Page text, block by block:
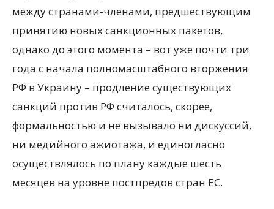
между странами-членами, предшествующим
принятию новых санкционных пакетов,
однако до этого момента – вот уже почти три
года с начала полномасштабного вторжения
РФ в Украину – продление существующих
санкций против РФ считалось, скорее,
формальностью и не вызывало ни дискуссий,
ни медийного ажиотажа, и единогласно
осуществлялось по плану каждые шесть
месяцев на уровне постпредов стран ЕС.